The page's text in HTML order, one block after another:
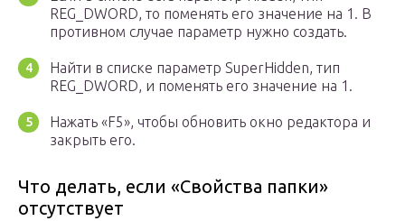
REG_DWORD, то поменять его значение на 1. В
противном случае параметр нужно создать.
Найти в списке параметр SuperHidden, тип
REG_DWORD, и поменять его значение на 1.
Нажать «F5», чтобы обновить окно редактора и
закрыть его.
Что делать, если «Свойства папки»
отсутствует